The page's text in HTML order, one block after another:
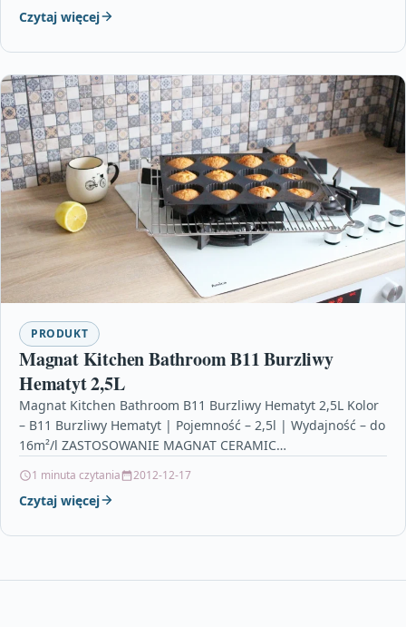
Czytaj więcej
PRODUKT
Magnat Kitchen Bathroom B11 Burzliwy
Hematyt 2,5L
Magnat Kitchen Bathroom B11 Burzliwy Hematyt 2,5L Kolor
– B11 Burzliwy Hematyt | Pojemność – 2,5l | Wydajność – do
16m²/l ZASTOSOWANIE MAGNAT CERAMIC
1 minuta czytania 2012-12-17
Czytaj więcej